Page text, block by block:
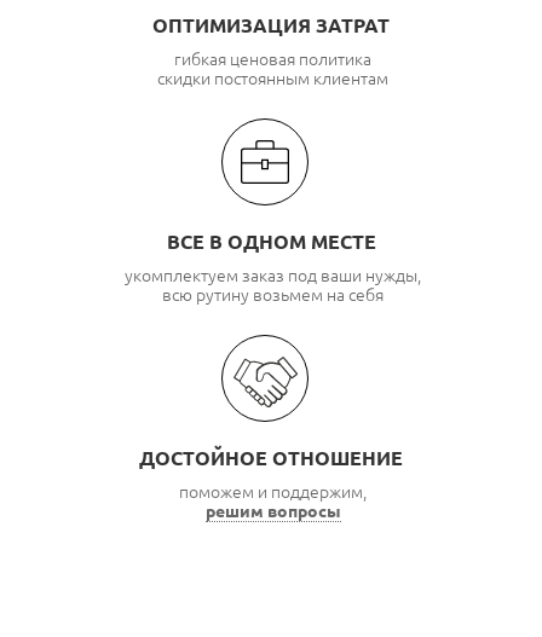
ОПТИМИЗАЦИЯ ЗАТРАТ
гибкая ценовая политика
скидки постоянным клиентам
ВСЕ В ОДНОМ МЕСТЕ
укомплектуем заказ под ваши нужды,
всю рутину возьмем на себя
ДОСТОЙНОЕ ОТНОШЕНИЕ
поможем и поддержим,
решим вопросы